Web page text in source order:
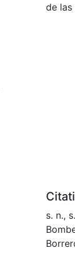
de las
s. n.,